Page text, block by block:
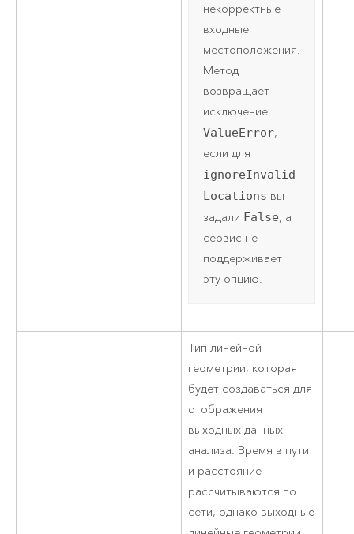
некорректные
входные
местоположения.
Метод
возвращает
исключение
ValueError,
если для
ignoreInvalid
Locations вы
задали False, а
сервис не
поддерживает
эту опцию.
Тип линейной
геометрии, которая
будет создаваться для
отображения
выходных данных
анализа. Время в пути
и расстояние
рассчитываются по
сети, однако выходные